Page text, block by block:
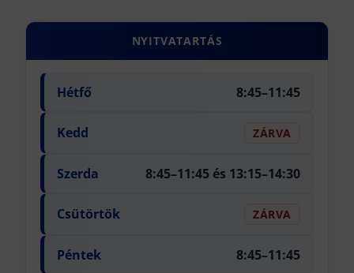
NYITVATARTÁS
Hétfő 8:45–11:45
Kedd ZÁRVA
Szerda 8:45–11:45 és 13:15–14:30
Csütörtök ZÁRVA
Péntek 8:45–11:45